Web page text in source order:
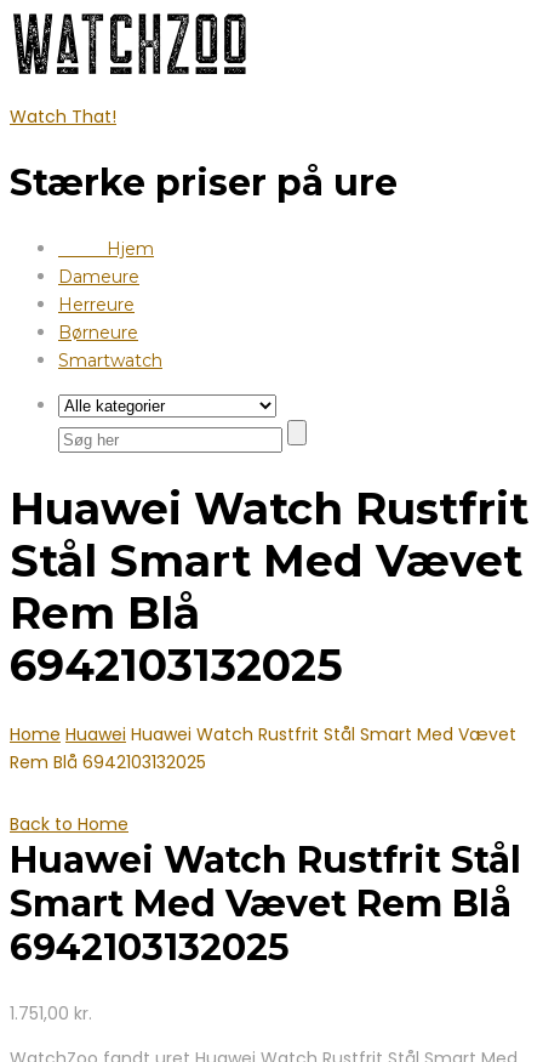
Watch That!
Stærke priser på ure
Hjem
Dameure
Herreure
Børneure
Smartwatch
Huawei Watch Rustfrit
Stål Smart Med Vævet
Rem Blå
6942103132025
Home Huawei Huawei Watch Rustfrit Stål Smart Med Vævet
Rem Blå 6942103132025
Back to Home
Huawei Watch Rustfrit Stål
Smart Med Vævet Rem Blå
6942103132025
1.751,00 kr.